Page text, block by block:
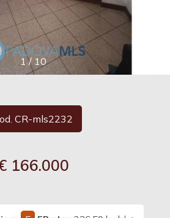
1 / 10
CR-mls2232
166.000